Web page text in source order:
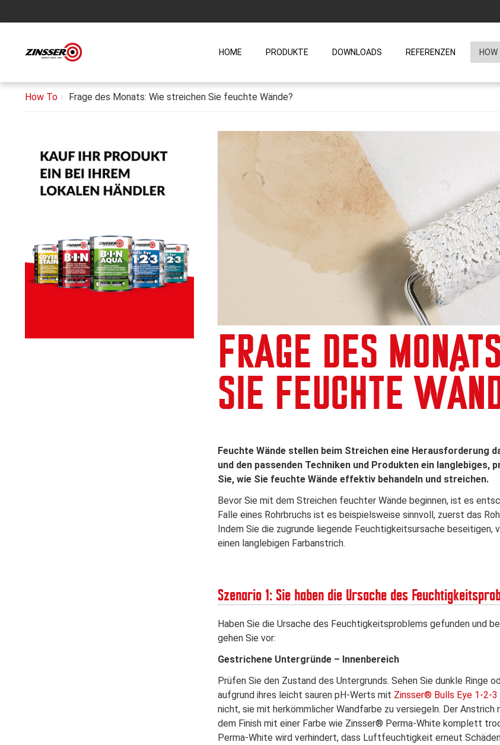
HOME PRODUKTE DOWNLOADS REFERENZEN HOW
How To Frage des Monats: Wie streichen Sie feuchte Wände?
FRAGE DES
SIE FEUCHTE
Feuchte Wände stellen beim Streichen eine
und den passenden Techniken und Produkten ein
Sie, wie Sie feuchte Wände effektiv behandeln und streichen.
Bevor Sie mit dem Streichen feuchter Wände beginnen, ist es
Falle eines Rohrbruchs ist es beispielsweise sinnvoll, zuerst das
Indem Sie die zugrunde liegende Feuchtigkeitsursache
einen langlebigen Farbanstrich.
Szenario 1: Sie haben die Ursache des
Haben Sie die Ursache des Feuchtigkeitsproblems gefunden und
gehen Sie vor:
Gestrichene Untergründe – Innenbereich
Prüfen Sie den Zustand des Untergrunds. Sehen Sie dunkle Ringe
aufgrund ihres leicht sauren pH-Werts mit Zinsser® Bulls Eye 1-2-3
nicht, sie mit herkömmlicher Wandfarbe zu versiegeln. Der
dem Finish mit einer Farbe wie Zinsser® Perma-White komplett
Perma-White wird verhindert, dass Luftfeuchtigkeit erneut